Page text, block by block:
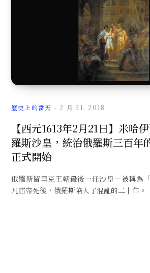
歷史上的當天 2 月 21, 2018
【西元1613年2月21日】米哈
羅斯沙皇，統治俄羅斯三百年
正式開始
俄羅斯留里克王朝最後一任沙皇－被稱為
凡雷帝死後，俄羅斯陷入了混亂的二十年。